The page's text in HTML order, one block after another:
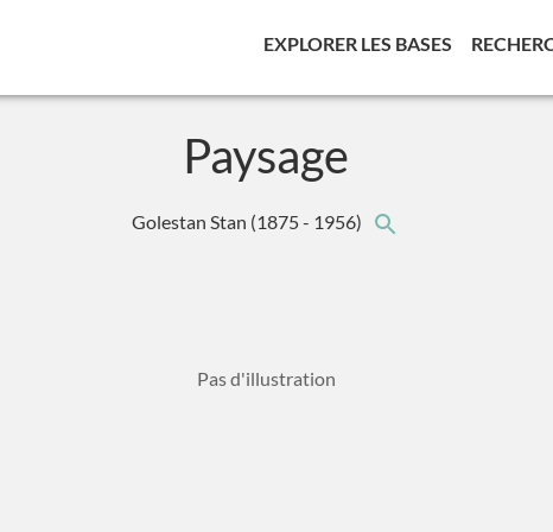
EXPLORER LES BASES (CURRENT)
Paysage
Golestan Stan (1875 - 1956)
Pas d'illustration